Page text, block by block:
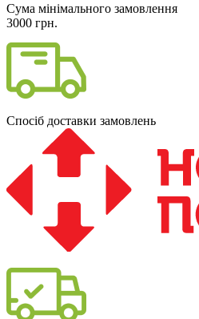
Сума мінімального замовлення
3000 грн.
Спосіб доставки замовлень